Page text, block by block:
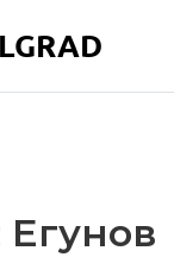
Егунов